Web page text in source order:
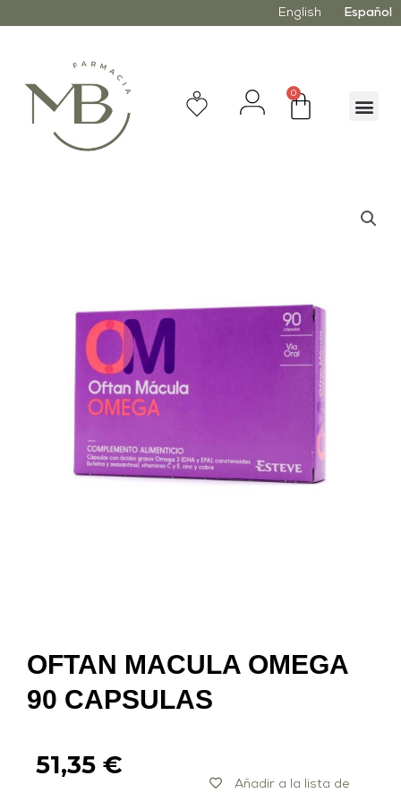
English Español
0
OFTAN MACULA OMEGA
90 CAPSULAS
51,35 €
Añadir a la lista de